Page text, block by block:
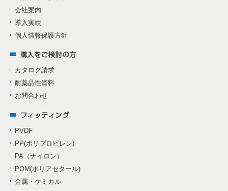
会社案内
導入実績
個人情報保護方針
カタログ請求
耐薬品性資料
お問合わせ
PVDF
PP(ポリプロピレン)
PA（ナイロン）
POM(ポリアセタール)
金属・ケミカル